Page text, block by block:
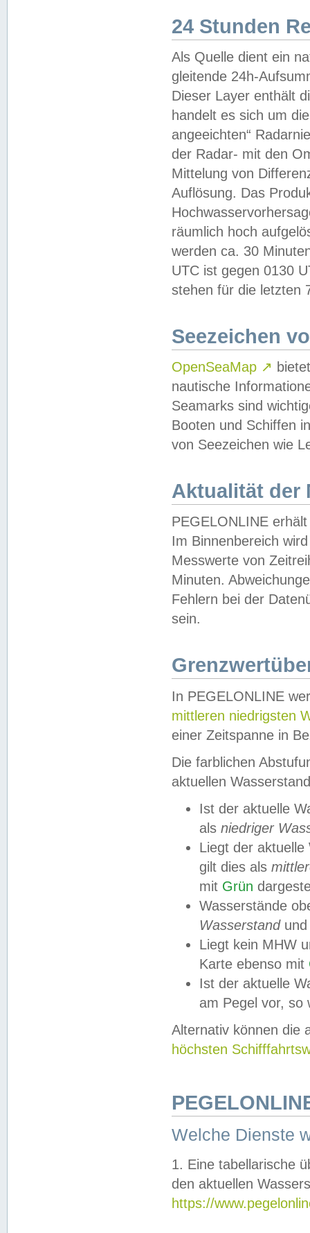
24 Stunden
Als Quelle dient ein
gleitende 24h-
Dieser Layer enthält
handelt es sich um
angeeichten“
der Radar- mit den
Mittelung von
Auflösung. Das
räumlich hoch
werden ca. 30
UTC ist gegen 0130
stehen für die letzten
Seezeichen
OpenSeaMap ↗
nautische
Seamarks sind
Booten und Schiffen
von Seezeichen wie
Aktualität der
PEGELONLINE
Im Binnenbereich
Messwerte von
Minuten.
Fehlern bei der
sein.
In PEGELONLINE
mittleren niedrigsten
einer Zeitspanne in
Die farblichen
aktuellen
Ist der aktuelle
als niedriger
Liegt der
gilt dies als
mit Grün
Wasserstände
Wasserstandund
Liegt kein MHW
Karte ebenso mit
Ist der aktuelle
am Pegel vor,
Alternativ können die
höchsten
Welche Dienste
1. Eine tabellarische
den aktuellen
https://